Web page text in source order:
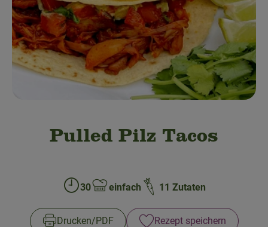
Obst & Gemüse
Bäckerei
Kühltheke
Drogerie & Haushalt
💜 Schnupperangebot
💚 bioLiese für alle!
Pulled Pilz Tacos
Zubreitungszeit:
30
Schwierigkeit:
einfach 11 Zutaten
Drucken​/​PDF Rezept speichern